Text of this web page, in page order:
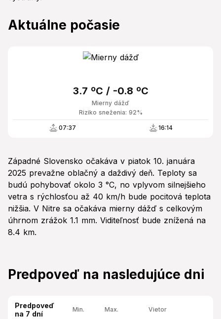
Aktuálne počasie
Mierny dážď
3.7 ºC / -0.8 ºC
Riziko sneženia: 92%
07:37 16:14
Západné Slovensko očakáva v piatok 10. januára
2025 prevažne oblačný a daždivý deň. Teploty sa
budú pohybovať okolo 3 °C, no vplyvom silnejšieho
vetra s rýchlosťou až 40 km/h bude pocitová teplota
nižšia. V Nitre sa očakáva mierny dážď s celkovým
úhrnom zrážok 1.1 mm. Viditeľnosť bude znížená na
8.4 km.
Predpoveď na nasledujúce dni
Predpoveď
na 7 dní
Min. Max. Vietor